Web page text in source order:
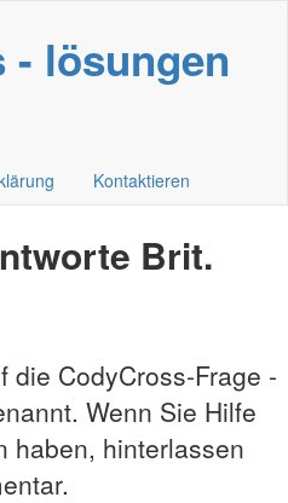
- lösungen
Kontaktieren
Brit.
die CodyCross-Frage -
Wenn Sie Hilfe
haben, hinterlassen